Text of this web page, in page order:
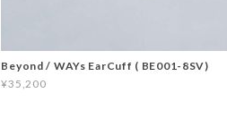
Beyond / WAYs EarCuff ( BE001-8SV)
¥35,200